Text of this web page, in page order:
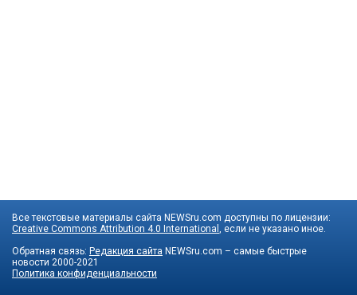
Все текстовые материалы сайта NEWSru.com доступны по лицензии:
Creative Commons Attribution 4.0 International , если не указано иное.
Обратная связь: Редакция сайта NEWSru.com – самые быстрые
новости 2000-2021
Политика конфиденциальности